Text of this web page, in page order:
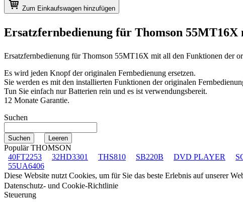
Zum Einkaufswagen hinzufügen
Ersatzfernbedienung für Thomson 55MT16X
Ersatzfernbedienung fürThomson 55MT16X mit all den Funktionen der
Es wird jeden Knopf der originalen Fernbedienung ersetzen.
Sie werden es mit den installierten Funktionen der originalen
Tun Sie einfach nur Batterien rein und es ist verwendungsbereit.
12 Monate Garantie.
Suchen
Populär THOMSON
40FT2253
32HD3301 THS810 SB220B DVD PLAYER
55UA6406
Diese Website nutzt Cookies, um für Sie das beste Erlebnis auf unserer
Datenschutz- und Cookie-Richtlinie
Steuerung